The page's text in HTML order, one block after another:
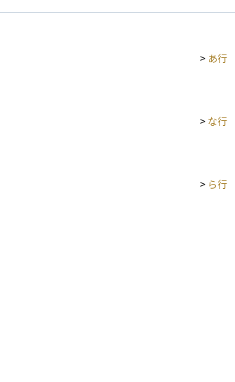
などの方法があります。増資が行われると株式の
いいます。投資家にとっては、会社の成長につな
> あ行
> な行
> ら行